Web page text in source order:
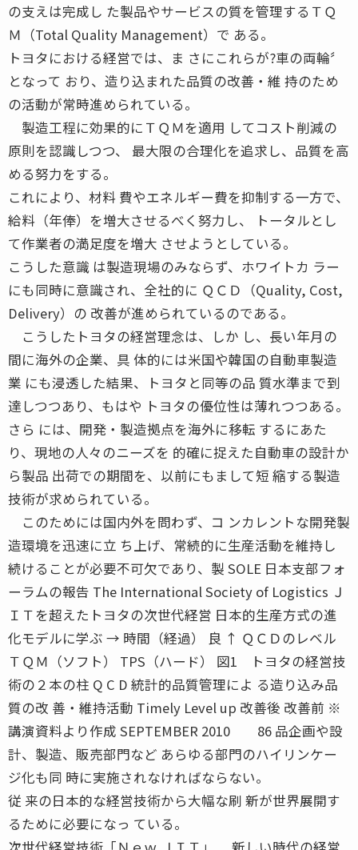
の支えは完成し た製品やサービスの質を管理するＴＱ
Ｍ（Total Quality Management）で ある。
トヨタにおける経営では、ま さにこれらが?車の両輪〞
となって おり、造り込まれた品質の改善・維 持のため
の活動が常時進められている。
製造工程に効果的にＴＱＭを適用 してコスト削減の
原則を認識しつつ、 最大限の合理化を追求し、品質を高
める努力をする。
これにより、材料 費やエネルギー費を抑制する一方で、
給料（年俸）を増大させるべく努力し、 トータルとし
て作業者の満足度を増大 させようとしている。
こうした意識 は製造現場のみならず、ホワイトカ ラー
にも同時に意識され、全社的に ＱＣＤ（Quality, Cost,
Delivery）の 改善が進められているのである。
こうしたトヨタの経営理念は、しか し、長い年月の
間に海外の企業、具 体的には米国や韓国の自動車製造
業 にも浸透した結果、トヨタと同等の品 質水準まで到
達しつつあり、もはや トヨタの優位性は薄れつつある。
さら には、開発・製造拠点を海外に移転 するにあた
り、現地の人々のニーズを 的確に捉えた自動車の設計か
ら製品 出荷での期間を、以前にもまして短 縮する製造
技術が求められている。
このためには国内外を問わず、コ ンカレントな開発製
造環境を迅速に立 ち上げ、常続的に生産活動を維持し
続けることが必要不可欠であり、製 SOLE 日本支部フォ
ーラムの報告 The International Society of Logistics Ｊ
ＩＴを超えたトヨタの次世代経営 日本的生産方式の進
化モデルに学ぶ → 時間（経過） 良 ↑ ＱＣＤのレベル
ＴＱＭ（ソフト） TPS（ハード） 図1 トヨタの経営技
術の２本の柱 Q C D 統計的品質管理によ る造り込み品
質の改 善・維持活動 Timely Level up 改善後 改善前 ※
講演資料より作成 SEPTEMBER 2010 86 品企画や設
計、製造、販売部門など あらゆる部門のハイリンケー
ジ化も同 時に実施されなければならない。
従 来の日本的な経営技術から大幅な刷 新が世界展開す
るために必要になっ ている。